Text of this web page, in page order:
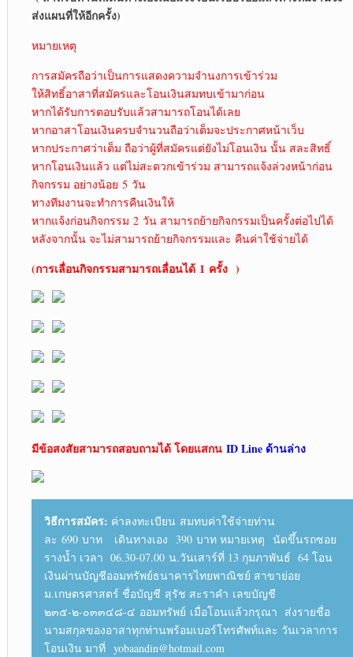
ส่งแผนที่ให้อีกครั้ง)
หมายเหตุ
การสมัครถือว่าเป็นการแสดงความจำนงการเข้าร่วม
ให้สิทธิ์อาสาที่สมัครและโอนเงินสมทบเข้ามาก่อน
หากได้รับการตอบรับแล้วสามารถโอนได้เลย
หากอาสาโอนเงินครบจำนวนถือว่าเต็มจะประกาศหน้าเว็บ
หากประกาศว่าเต็ม ถือว่าผู้ที่สมัครแต่ยังไม่โอนเงิน นั้น สละสิทธิ์
หากโอนเงินแล้ว แต่ไม่สะดวกเข้าร่วม สามารถแจ้งล่วงหน้าก่อน
กิจกรรม อย่างน้อย 5 วัน
ทางทีมงานจะทำการคืนเงินให้
หากแจ้งก่อนกิจกรรม 2 วัน สามารถย้ายกิจกรรมเป็นครั้งต่อไปได้
หลังจากนั้น จะไม่สามารถย้ายกิจกรรมและ คืนค่าใช้จ่ายได้
(การเลื่อนกิจกรรมสามารถเลื่อนได้ 1 ครั้ง )
มีข้อสงสัยสามารถสอบถามได้ โดยแสกน ID Line ด้านล่าง
วิธีการสมัคร: ค่าลงทะเบียน สมทบค่าใช้จ่ายท่าน
ละ 690 บาท เดินทางเอง 390 บาท หมายเหตุ นัดขึ้นรถซอย
รางน้ำ เวลา 06.30-07.00 น.วันเสาร์ที่ 13 กุมภาพันธ์ 64 โอน
เงินผ่านบัญชีออมทรัพย์ธนาคารไทยพาณิชย์ สาขาย่อย
ม.เกษตรศาสตร์ ชื่อบัญชี สุรัช สะราคำ เลขบัญชี
๒๓๕-๒-๐๓๓๔๘-๔ ออมทรัพย์ เมื่อโอนแล้วกรุณา ส่งรายชื่อ
นามสกุลของอาสาทุกท่านพร้อมเบอร์โทรศัพท์และ วันเวลาการ
โอนเงิน มาที่ yobaandin@hotmail.com